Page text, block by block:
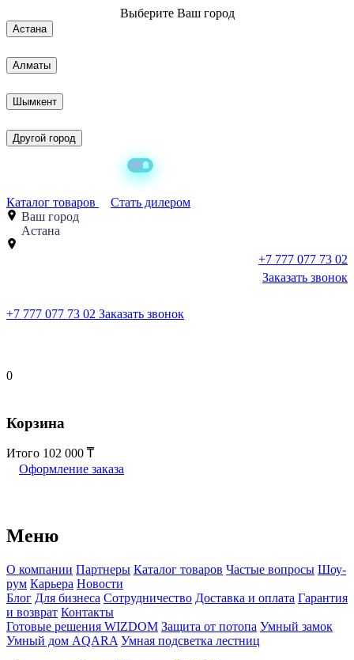
Выберите Ваш город
Астана
Алматы
Шымкент
Другой город
Каталог товаров
Стать дилером
Ваш город
Астана
+7 777 077 73 02
Заказать звонок
+7 777 077 73 02 Заказать звонок
0
Корзина
Итого 102 000
Оформление заказа
Меню
О компании Партнеры Каталог товаров Частые вопросы Шоу-
рум Карьера Новости
Блог Для бизнеса Сотрудничество Доставка и оплата Гарантия
и возврат Контакты
Готовые решения WIZDOM Защита от потопа Умный замок
Умный дом AQARA Умная подсветка лестниц